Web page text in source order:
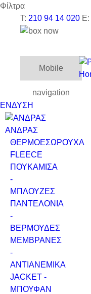
Φίλτρα
T: 210 94 14 020 E:
Mobile
navigation
ΕΝΔΥΣΗ
ΑΝΔΡΑΣ
ΘΕΡΜΟΕΣΩΡΟΥΧΑ
FLEECE
ΠΟΥΚΑΜΙΣΑ
-
ΜΠΛΟΥΖΕΣ
ΠΑΝΤΕΛΟΝΙΑ
-
ΒΕΡΜΟΥΔΕΣ
ΜΕΜΒΡΑΝΕΣ
-
ΑΝΤΙΑΝΕΜΙΚΑ
JACKET -
ΜΠΟΥΦΑΝ